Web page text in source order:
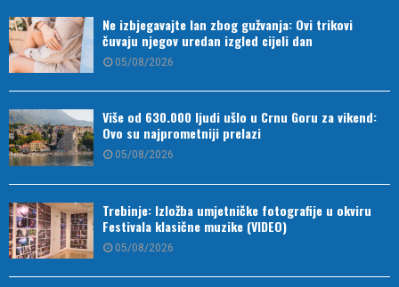
Ne izbjegavajte lan zbog gužvanja: Ovi trikovi
čuvaju njegov uredan izgled cijeli dan
05/08/2026
Više od 630.000 ljudi ušlo u Crnu Goru za vikend:
Ovo su najprometniji prelazi
05/08/2026
Trebinje: Izložba umjetničke fotografije u okviru
Festivala klasične muzike (VIDEO)
05/08/2026